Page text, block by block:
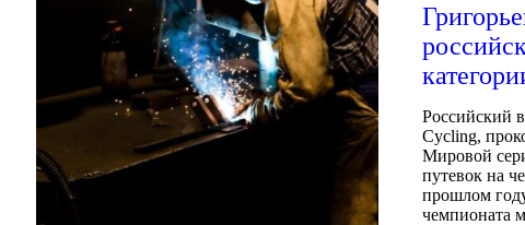
Российский
Cycling,
Мировой
путевок на
прошлом
чемпионата